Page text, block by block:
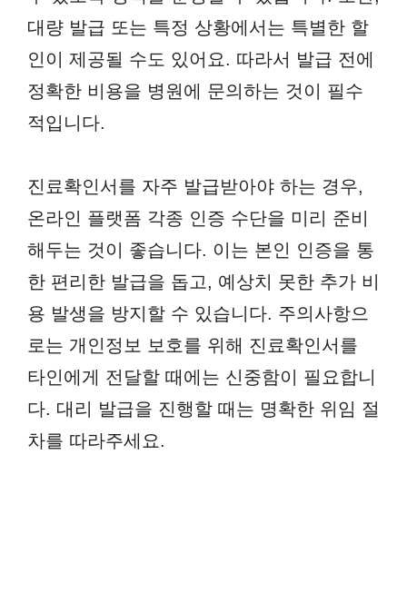
대량 발급 또는 특정 상황에서는 특별한 할
인이 제공될 수도 있어요. 따라서 발급 전에
정확한 비용을 병원에 문의하는 것이 필수
적입니다.
진료확인서를 자주 발급받아야 하는 경우,
온라인 플랫폼 각종 인증 수단을 미리 준비
해두는 것이 좋습니다. 이는 본인 인증을 통
한 편리한 발급을 돕고, 예상치 못한 추가 비
용 발생을 방지할 수 있습니다. 주의사항으
로는 개인정보 보호를 위해 진료확인서를
타인에게 전달할 때에는 신중함이 필요합니
다. 대리 발급을 진행할 때는 명확한 위임 절
차를 따라주세요.